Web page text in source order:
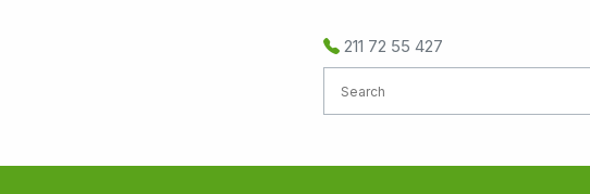
211 72 55 427